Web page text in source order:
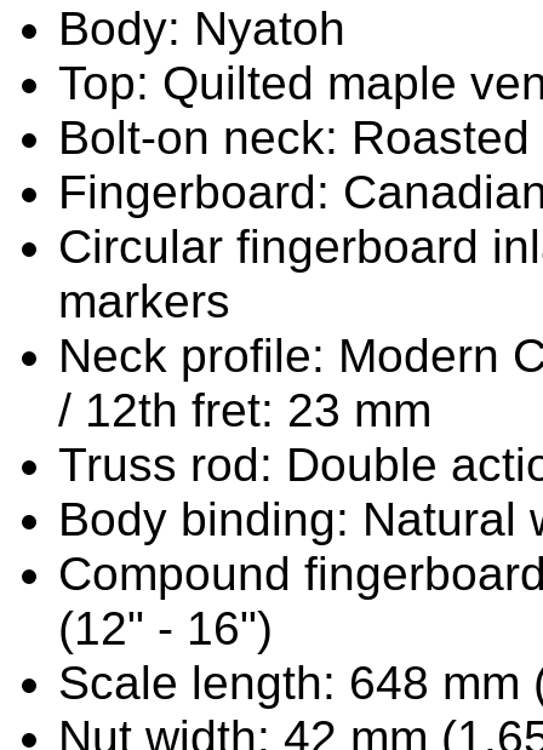
Body: Nyatoh
Top: Quilted maple
Bolt-on neck:
Fingerboard:
Circular fingerboard
markers
Neck profile: Modern
/ 12th fret: 23 mm
Truss rod: Double
Body binding: Natural
Compound
(12" - 16")
Scale length: 648 mm
Nut width: 42 mm